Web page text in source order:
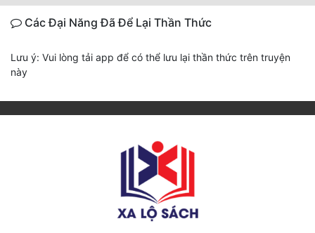
Các Đại Năng Đã Để Lại Thần Thức
Lưu ý: Vui lòng tải app để có thể lưu lại thần thức trên truyện
này